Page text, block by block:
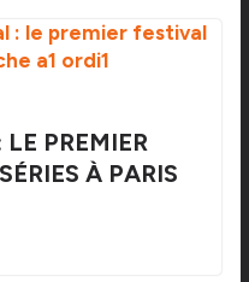
PREMIER
À PARIS